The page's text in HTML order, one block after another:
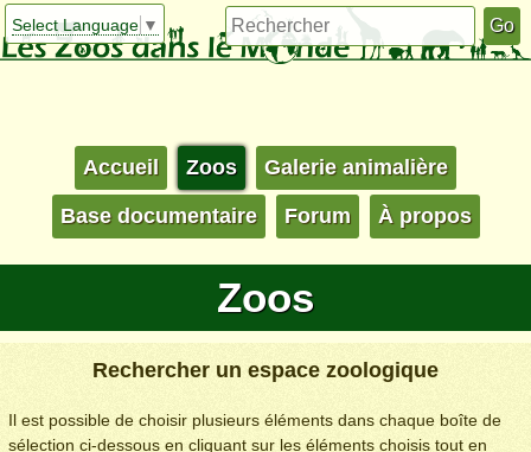
Select Language ▼
Accueil Zoos Galerie animalière
Base documentaire Forum À propos
Zoos
Rechercher un espace zoologique
Il est possible de choisir plusieurs éléments dans chaque boîte de
sélection ci-dessous en cliquant sur les éléments choisis tout en